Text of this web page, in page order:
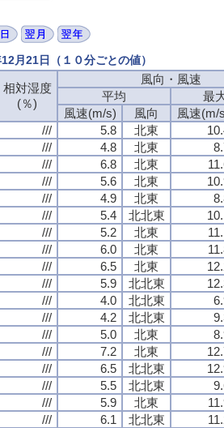
月21日（１０分ごとの値）
相対湿度
(％)
風向・風速
平均
最
風速(m/s)
風向
風速(m/
/// 5.8 北東
/// 4.8 北東
/// 6.8 北東
/// 5.6 北東
/// 4.9 北東
/// 5.4 北北東
/// 5.2 北東
/// 6.0 北東
/// 6.5 北東
/// 5.9 北北東
/// 4.0 北北東
/// 4.2 北北東
/// 5.0 北東
/// 7.2 北東
/// 6.5 北北東
/// 5.5 北北東
/// 5.9 北東
/// 6.1 北北東